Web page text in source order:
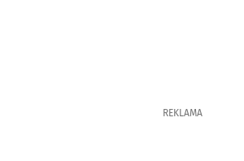
REKLAMA